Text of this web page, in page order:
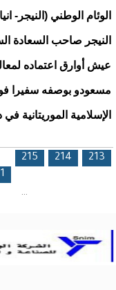
الوئام الوطني
النيجر صاحب السعادة
عيش أوارق اعتماده
مسعودو بوصفه سفيرا
الإسلامية الموريتانية
الصفحات
213
214
215
…